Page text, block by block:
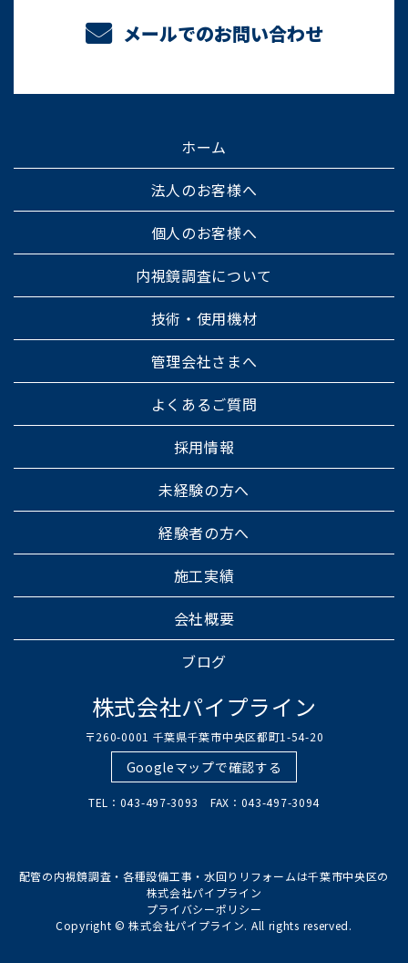
メールでのお問い合わせ
ホーム
法人のお客様へ
個人のお客様へ
内視鏡調査について
技術・使用機材
管理会社さまへ
よくあるご質問
採用情報
未経験の方へ
経験者の方へ
施工実績
会社概要
ブログ
株式会社パイプライン
〒260-0001 千葉県千葉市中央区都町1-54-20
Googleマップで確認する
TEL：043-497-3093 FAX：043-497-3094
配管の内視鏡調査・各種設備工事・水回りリフォームは千葉市中央区の
株式会社パイプライン
プライバシーポリシー
Copyright © 株式会社パイプライン. All rights reserved.